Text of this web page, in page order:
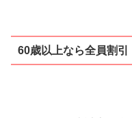
60歳以上なら全員割引